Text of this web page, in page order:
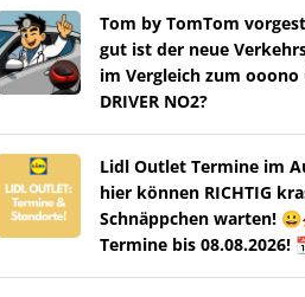
Tom by TomTom
gut ist der neue
im Vergleich zum ooono
DRIVER NO2?
Lidl Outlet Termine im
hier können RICHTIG
Schnäppchen warten!
Termine bis 08.08.2026!